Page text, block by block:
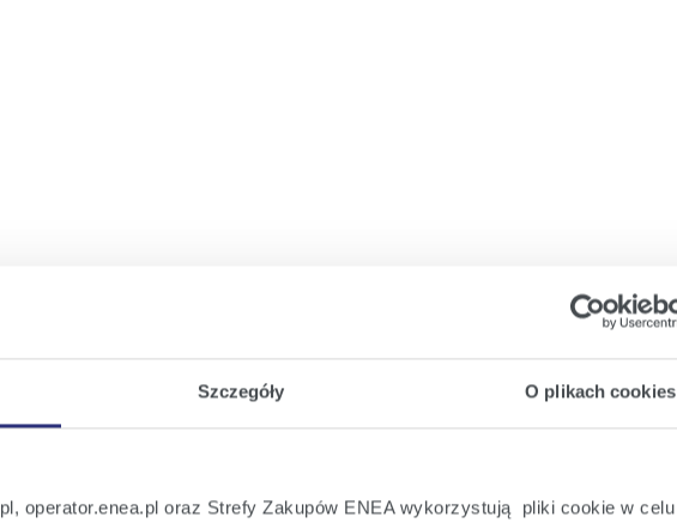
Szczegóły O plikach cookies
operator.enea.pl oraz Strefy Zakupów ENEA wykorzystują pliki cookie w celu